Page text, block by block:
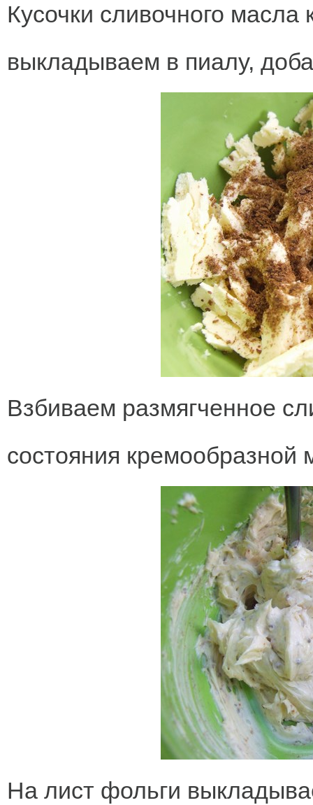
Кусочки сливочного
выкладываем в пиалу,
Взбиваем размягченное
состояния кремообразной
На лист фольги